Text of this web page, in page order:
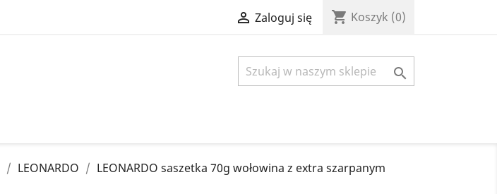
 Zaloguj się shopping_cart Koszyk (0)

LEONARDO
LEONARDO saszetka 70g wołowina z extra szarpanym